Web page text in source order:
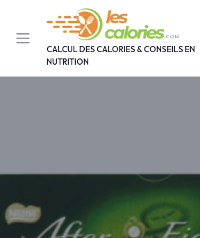
CALCUL DES CALORIES & CONSEILS EN
NUTRITION
Panneau de gestion des cookies